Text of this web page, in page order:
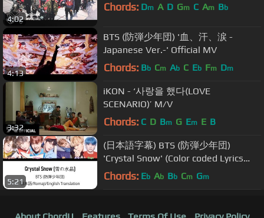
4:02
Chords: Dm A D Gm C Am Bb
4:13
BTS (防弾少年団) '血、汗、涙 -
Japanese Ver.-' Official MV
Chords: Bb Cm Ab C Eb Fm Dm
3:32
iKON - ‘사랑을 했다(LOVE
SCENARIO)’ M/V
Chords: C D Bm G Em E B
5:21
(日本語字幕) BTS (防弾少年団)
'Crystal Snow' (Color coded Lyrics
Kan/Rom/Eng)
Chords: Eb Ab Bb Cm Gm